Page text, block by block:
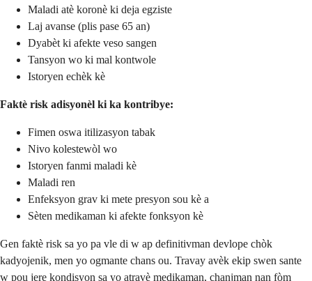
Maladi atè koronè ki deja egziste
Laj avanse (plis pase 65 an)
Dyabèt ki afekte veso sangen
Tansyon wo ki mal kontwole
Istoryen echèk kè
Faktè risk adisyonèl ki ka kontribye:
Fimen oswa itilizasyon tabak
Nivo kolestewòl wo
Istoryen fanmi maladi kè
Maladi ren
Enfeksyon grav ki mete presyon sou kè a
Sèten medikaman ki afekte fonksyon kè
Gen faktè risk sa yo pa vle di w ap definitivman devlope chòk
kadyojenik, men yo ogmante chans ou. Travay avèk ekip swen sante
w pou jere kondisyon sa yo atravè medikaman, chanjman nan fòm